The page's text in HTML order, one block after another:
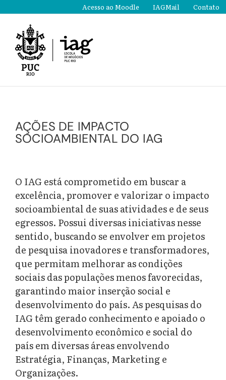
conteúdo
Acesso ao Moodle IAGMail Contato
AÇÕES DE IMPACTO
SOCIOAMBIENTAL DO IAG
O IAG está comprometido em buscar a
excelência, promover e valorizar o impacto
socioambiental de suas atividades e de seus
egressos. Possui diversas iniciativas nesse
sentido, buscando se envolver em projetos
de pesquisa inovadores e transformadores,
que permitam melhorar as condições
sociais das populações menos favorecidas,
garantindo maior inserção social e
desenvolvimento do país. As pesquisas do
IAG têm gerado conhecimento e apoiado o
desenvolvimento econômico e social do
país em diversas áreas envolvendo
Estratégia, Finanças, Marketing e
Organizações.